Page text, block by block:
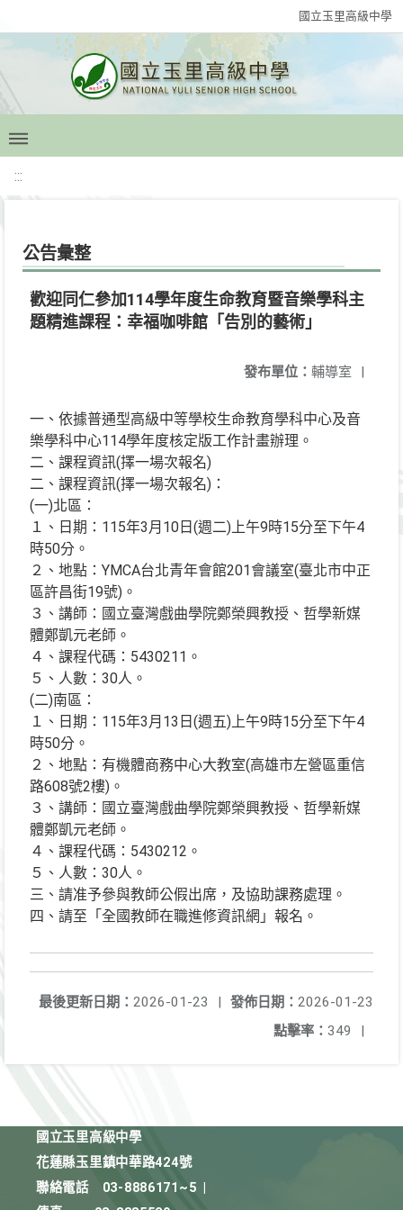
國立玉里高級中學
:::
公告彙整
歡迎同仁參加114學年度生命教育暨音樂學科主
題精進課程：幸福咖啡館「告別的藝術」
發布單位： 輔導室 |
一、依據普通型高級中等學校生命教育學科中心及音
樂學科中心114學年度核定版工作計畫辦理。
二、課程資訊(擇一場次報名)
二、課程資訊(擇一場次報名)：
(一)北區：
１、日期：115年3月10日(週二)上午9時15分至下午4
時50分。
２、地點：YMCA台北青年會館201會議室(臺北市中正
區許昌街19號)。
３、講師：國立臺灣戲曲學院鄭榮興教授、哲學新媒
體鄭凱元老師。
４、課程代碼：5430211。
５、人數：30人。
(二)南區：
１、日期：115年3月13日(週五)上午9時15分至下午4
時50分。
２、地點：有機體商務中心大教室(高雄市左營區重信
路608號2樓)。
３、講師：國立臺灣戲曲學院鄭榮興教授、哲學新媒
體鄭凱元老師。
４、課程代碼：5430212。
５、人數：30人。
三、請准予參與教師公假出席，及協助課務處理。
四、請至「全國教師在職進修資訊網」報名。
發佈日期： 2026-01-23
最後更新日期： 2026-01-23
|
點擊率： 349 |
國立玉里高級中學
花蓮縣玉里鎮中華路424號
聯絡電話
03-8886171~5